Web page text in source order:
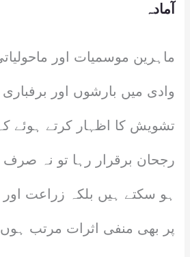
آمادہ
ماہرین موسمیات اور
وادی میں بارشوں اور
تشویش کا اظہار کرتے ہوئے
رجحان برقرار رہا تو نہ صرف
ہو سکتے ہیں بلکہ زراعت اور
پر بھی منفی اثرات مرتب